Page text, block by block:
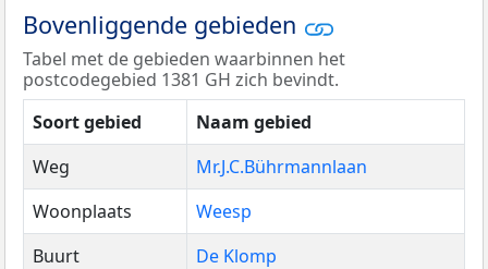
Bovenliggende gebieden
Tabel met de gebieden waarbinnen het
postcodegebied 1381 GH zich bevindt.
Soort gebied
Naam gebied
Weg
Mr.J.C.Bührmannlaan
Woonplaats
Weesp
Buurt
De Klomp